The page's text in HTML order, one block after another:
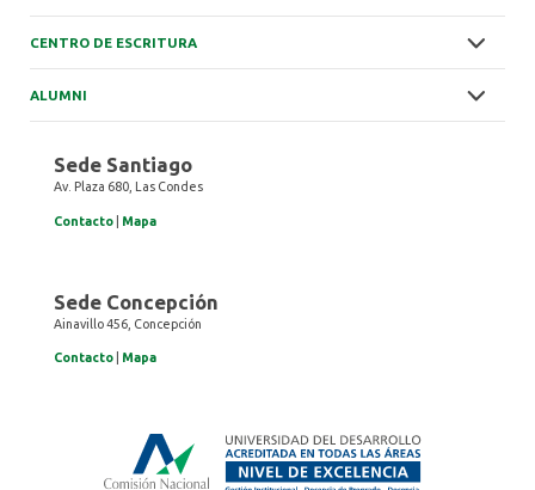
CENTRO DE ESCRITURA
ALUMNI
Sede Santiago
Av. Plaza 680, Las Condes
Contacto Mapa
Sede Concepción
Ainavillo 456, Concepción
Contacto Mapa